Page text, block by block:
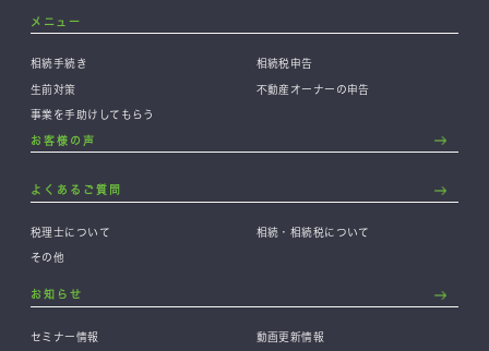
メニュー
相続手続き 相続税申告
生前対策 不動産オーナーの申告
事業を手助けしてもらう
お客様の声
よくあるご質問
税理士について 相続・相続税について
その他
お知らせ
セミナー情報 動画更新情報